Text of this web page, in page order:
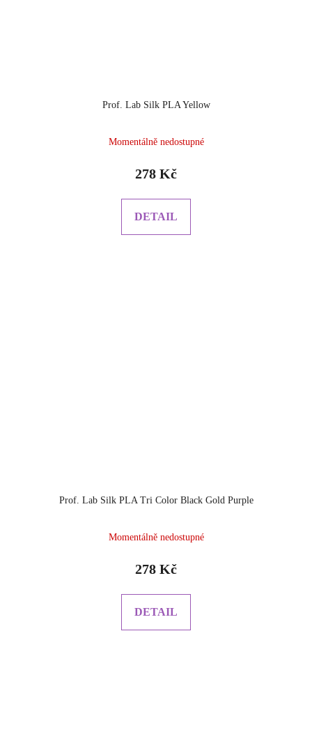
Prof. Lab Silk PLA Yellow
Momentálně nedostupné
278 Kč
DETAIL
Prof. Lab Silk PLA Tri Color Black Gold Purple
Momentálně nedostupné
278 Kč
DETAIL